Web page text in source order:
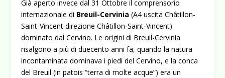
Già aperto invece dal 31 Ottobre il comprensorio
internazionale di Breuil-Cervinia (A4 uscita Châtillon-
Saint-Vincent direzione Châtillon-Saint-Vincent)
dominato dal Cervino. Le origini di Breuil-Cervinia
risalgono a più di duecento anni fa, quando la natura
incontaminata dominava i piedi del Cervino, e la conca
del Breuil (in patois “terra di molte acque”) era un